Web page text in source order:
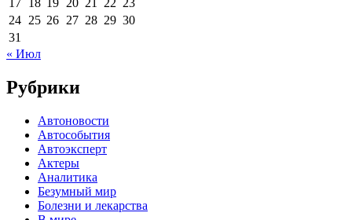
17 18 19 20 21 22 23
24 25 26 27 28 29 30
31
« Июл
Рубрики
Автоновости
Автособытия
Автоэксперт
Актеры
Аналитика
Безумный мир
Болезни и лекарства